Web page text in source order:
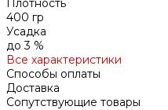
400 гр
Усадка
до 3 %
Все характеристики
Способы оплаты
Доставка
Сопутствующие товары